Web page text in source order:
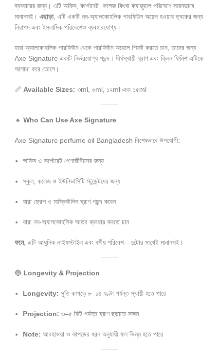
ব্যবহারের জন্য। এটি অফিস, কর্পোরেট, কলেজ কিংবা ক্যাজুয়াল পরিবেশে সমানভাবে
মানানসই। এছাড়া, এটি একটি নন-অ্যালকোহলিক পারফিউম অয়েল হওয়ায় ত্বকের জন্য
নিরাপদ এবং ইসলামিক পরিবেশেও ব্যবহারযোগ্য।
যারা অ্যালকোহলিক পারফিউম থেকে পারফিউম অয়েলে শিফট করতে চান, তাদের জন্য
Axe Signature একটি নির্ভরযোগ্য পছন্দ। দীর্ঘস্থায়ী ঘ্রাণ এবং ক্লিন ফিনিশ এটিকে
আলাদা করে তোলে।
📏 Available Sizes: ৩ml, ৬ml, ১২ml এবং ১৫ml
🔸 Who Can Use Axe Signature
Axe Signature perfume oil Bangladesh বিশেষভাবে উপযোগী:
অফিস ও কর্পোরেট পেশাজীবীদের জন্য
স্কুল, কলেজ ও ইউনিভার্সিটি স্টুডেন্টদের জন্য
যারা ফ্রেশ ও মাস্কিউলিন ঘ্রাণ পছন্দ করেন
যারা নন-অ্যালকোহলিক আতর ব্যবহার করতে চান
ফলে, এটি আধুনিক লাইফস্টাইল এবং ধর্মীয় পরিবেশ—দুটোর সাথেই মানানসই।
🔵 Longevity & Projection
Longevity: সুতি কাপড়ে ৮–১৪ ঘণ্টা পর্যন্ত স্থায়ী হতে পারে
Projection: ৩–৫ ফিট পর্যন্ত ঘ্রাণ ছড়াতে সক্ষম
Note: আবহাওয়া ও কাপড়ের ধরন অনুযায়ী ফল ভিন্ন হতে পারে